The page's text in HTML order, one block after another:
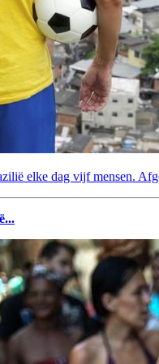
elke dag vijf mensen.